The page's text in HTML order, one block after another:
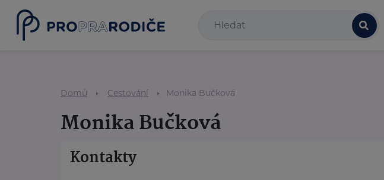
Domů Cestování Monika Bučková
Monika Bučková
Kontakty